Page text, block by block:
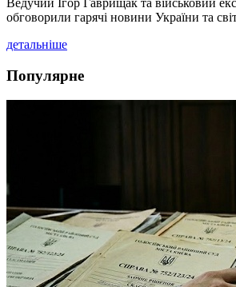
Ведучий Ігор Гаврищак та військовий
обговорили гарячі новини України та
детальніше
Популярне